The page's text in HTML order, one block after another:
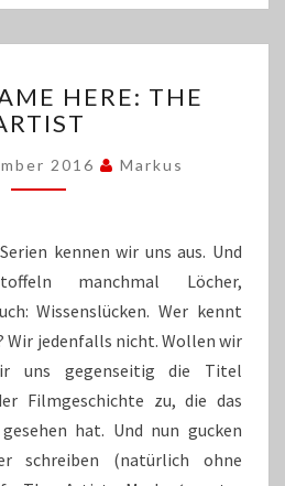
NAME
HERE:
ARTIST
HERE: THE
2016 Markus
kennen wir uns aus. Und
manchmal Löcher,
Wissenslücken. Wer kennt
Wir jedenfalls nicht. Wollen wir
uns gegenseitig die Titel
Filmgeschichte zu, die das
hat. Und nun gucken
schreiben (natürlich ohne